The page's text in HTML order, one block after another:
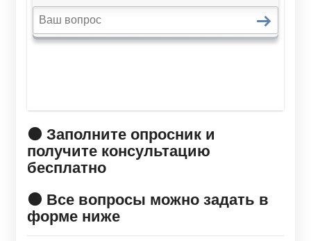
🟠 Заполните опросник и
получите консультацию
бесплатно
🟠 Все вопросы можно задать в
форме ниже